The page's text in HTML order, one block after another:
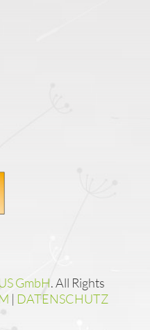
GmbH. All Rights
| DATENSCHUTZ